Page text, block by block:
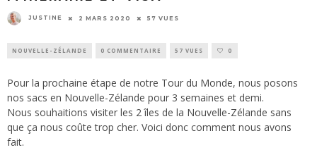
JUSTINE 2 MARS 2020 57 VUES
NOUVELLE-ZÉLANDE 0 COMMENTAIRE 57 VUES 0
Pour la prochaine étape de notre Tour du Monde, nous posons
nos sacs en Nouvelle-Zélande pour 3 semaines et demi.
Nous souhaitions visiter les 2 îles de la Nouvelle-Zélande sans
que ça nous coûte trop cher. Voici donc comment nous avons
fait.